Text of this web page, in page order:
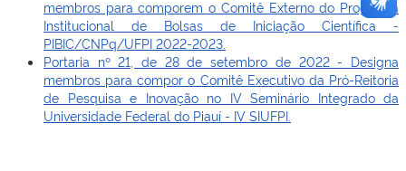
membros para comporem o Comitê Externo do Programa
Institucional de Bolsas de Iniciação Científica -
PIBIC/CNPq/UFPI 2022-2023.
Portaria nº 21, de 28 de setembro de 2022 - Designa
membros para compor o Comitê Executivo da Pró-Reitoria
de Pesquisa e Inovação no IV Seminário Integrado da
Universidade Federal do Piauí - IV SIUFPI.